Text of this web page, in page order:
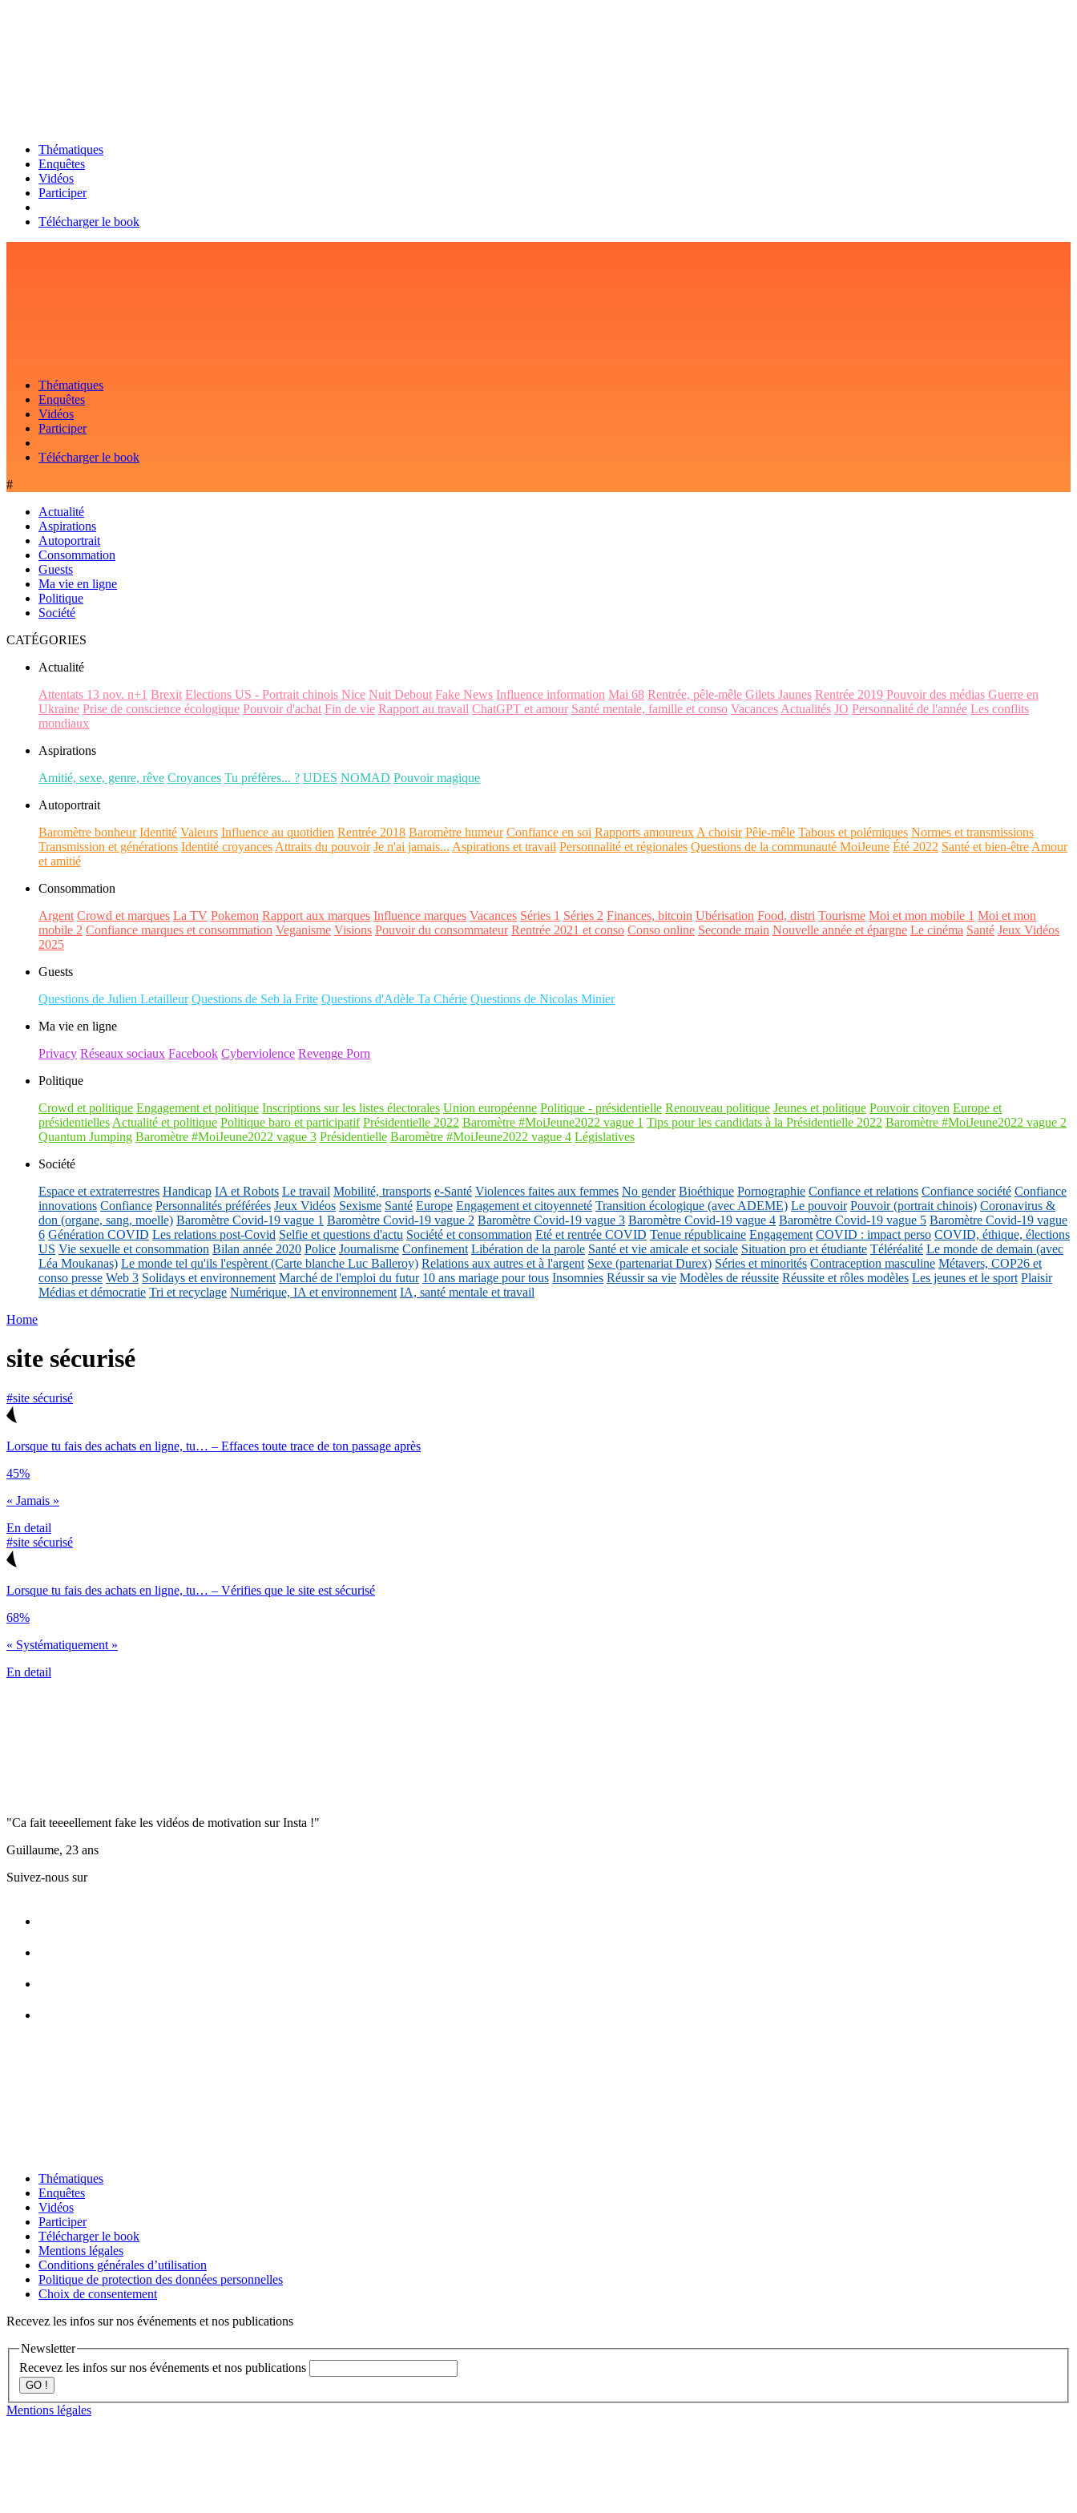
Thématiques
Enquêtes
Vidéos
Participer
Télécharger le book
Thématiques
Enquêtes
Vidéos
Participer
Télécharger le book
#
Actualité
Aspirations
Autoportrait
Consommation
Guests
Ma vie en ligne
Politique
Société
CATÉGORIES
Actualité
Attentats 13 nov. n+1 Brexit Elections US - Portrait chinois Nice Nuit Debout Fake News Influence information Mai 68 Rentrée, pêle-mêle Gilets Jaunes Rentrée 2019 Pouvoir des médias Guerre en
Ukraine Prise de conscience écologique Pouvoir d'achat Fin de vie Rapport au travail ChatGPT et amour Santé mentale, famille et conso Vacances Actualités JO Personnalité de l'année Les conflits
mondiaux
Aspirations
Amitié, sexe, genre, rêve Croyances Tu préfères... ? UDES NOMAD Pouvoir magique
Autoportrait
Baromètre bonheur Identité Valeurs Influence au quotidien Rentrée 2018 Baromètre humeur Confiance en soi Rapports amoureux A choisir Pêle-mêle Tabous et polémiques Normes et transmissions
Transmission et générations Identité croyances Attraits du pouvoir Je n'ai jamais... Aspirations et travail Personnalité et régionales Questions de la communauté MoiJeune Été 2022 Santé et bien-être Amour
et amitié
Consommation
Argent Crowd et marques La TV Pokemon Rapport aux marques Influence marques Vacances Séries 1 Séries 2 Finances, bitcoin Ubérisation Food, distri Tourisme Moi et mon mobile 1 Moi et mon
mobile 2 Confiance marques et consommation Veganisme Visions Pouvoir du consommateur Rentrée 2021 et conso Conso online Seconde main Nouvelle année et épargne Le cinéma Santé Jeux Vidéos
2025
Guests
Questions de Julien Letailleur Questions de Seb la Frite Questions d'Adèle Ta Chérie Questions de Nicolas Minier
Ma vie en ligne
Privacy Réseaux sociaux Facebook Cyberviolence Revenge Porn
Politique
Crowd et politique Engagement et politique Inscriptions sur les listes électorales Union européenne Politique - présidentielle Renouveau politique Jeunes et politique Pouvoir citoyen Europe et
présidentielles Actualité et politique Politique baro et participatif Présidentielle 2022 Baromètre #MoiJeune2022 vague 1 Tips pour les candidats à la Présidentielle 2022 Baromètre #MoiJeune2022 vague 2
Quantum Jumping Baromètre #MoiJeune2022 vague 3 Présidentielle Baromètre #MoiJeune2022 vague 4 Législatives
Société
Espace et extraterrestres Handicap IA et Robots Le travail Mobilité, transports e-Santé Violences faites aux femmes No gender Bioéthique Pornographie Confiance et relations Confiance société Confiance
innovations Confiance Personnalités préférées Jeux Vidéos Sexisme Santé Europe Engagement et citoyenneté Transition écologique (avec ADEME) Le pouvoir Pouvoir (portrait chinois) Coronavirus &
don (organe, sang, moelle) Baromètre Covid-19 vague 1 Baromètre Covid-19 vague 2 Baromètre Covid-19 vague 3 Baromètre Covid-19 vague 4 Baromètre Covid-19 vague 5 Baromètre Covid-19 vague
6 Génération COVID Les relations post-Covid Selfie et questions d'actu Société et consommation Eté et rentrée COVID Tenue républicaine Engagement COVID : impact perso COVID, éthique, élections
US Vie sexuelle et consommation Bilan année 2020 Police Journalisme Confinement Libération de la parole Santé et vie amicale et sociale Situation pro et étudiante Téléréalité Le monde de demain (avec
Léa Moukanas) Le monde tel qu'ils l'espèrent (Carte blanche Luc Balleroy) Relations aux autres et à l'argent Sexe (partenariat Durex) Séries et minorités Contraception masculine Métavers, COP26 et
conso presse Web 3 Solidays et environnement Marché de l'emploi du futur 10 ans mariage pour tous Insomnies Réussir sa vie Modèles de réussite Réussite et rôles modèles Les jeunes et le sport Plaisir
Médias et démocratie Tri et recyclage Numérique, IA et environnement IA, santé mentale et travail
Home
site sécurisé
#site sécurisé
Lorsque tu fais des achats en ligne, tu… – Effaces toute trace de ton passage après
45%
« Jamais »
En detail
#site sécurisé
Lorsque tu fais des achats en ligne, tu… – Vérifies que le site est sécurisé
68%
« Systématiquement »
En detail
"Ca fait teeeellement fake les vidéos de motivation sur Insta !"
Guillaume, 23 ans
Suivez-nous sur
Thématiques
Enquêtes
Vidéos
Participer
Télécharger le book
Mentions légales
Conditions générales d’utilisation
Politique de protection des données personnelles
Choix de consentement
Recevez les infos sur nos événements et nos publications
Newsletter
Recevez les infos sur nos événements et nos publications
GO !
Mentions légales